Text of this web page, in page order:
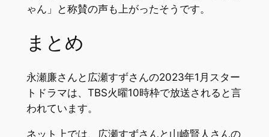
ゃん」と称賛の声も上がったそうです。
まとめ
永瀬廉さんと広瀬すずさんの2023年1月スター
トドラマは、TBS火曜10時枠で放送されると言
われています。
ネット上では、広瀬すずさんと山崎賢人さんの